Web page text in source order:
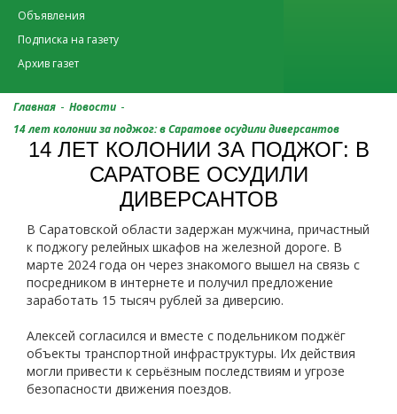
Объявления
Подписка на газету
Архив газет
Главная - Новости -
14 лет колонии за поджог: в Саратове осудили диверсантов
14 ЛЕТ КОЛОНИИ ЗА ПОДЖОГ: В
САРАТОВЕ ОСУДИЛИ
ДИВЕРСАНТОВ
В Саратовской области задержан мужчина, причастный
к поджогу релейных шкафов на железной дороге. В
марте 2024 года он через знакомого вышел на связь с
посредником в интернете и получил предложение
заработать 15 тысяч рублей за диверсию.
Алексей согласился и вместе с подельником поджёг
объекты транспортной инфраструктуры. Их действия
могли привести к серьёзным последствиям и угрозе
безопасности движения поездов.